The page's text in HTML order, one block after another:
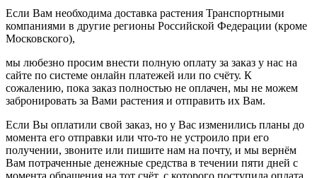
Если Вам необходима доставка растения Транспортными
компаниями в другие регионы Российской Федерации (кроме
Московского),
мы любезно просим внести полную оплату за заказ у нас на
сайте по системе онлайн платежей или по счёту. К
сожалению, пока заказ полностью не оплачен, мы не можем
забронировать за Вами растения и отправить их Вам.
Если Вы оплатили свой заказ, но у Вас изменились планы до
момента его отправки или что-то не устроило при его
получении, звоните или пишите нам на почту, и мы вернём
Вам потраченные денежные средства в течении пяти дней с
момента обращения на тот счёт, с которого поступила оплата.